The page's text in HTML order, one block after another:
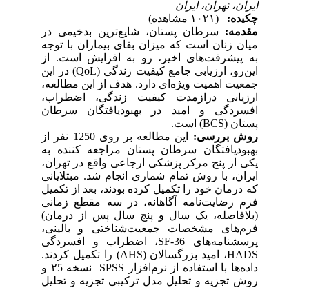
ایران، تهران، ایران
چکیده:
مقدمه: سرطان پستان، شایع‌ترین بدخیمی در
میان زنان است که میزان بقای بیماران با توجه
به پیشرفت‌های اخیر، رو به افزایش است. از
این‌رو ، ارزیابی جامع کیفیت زندگی(QoL)در این
جمعیت اهمیت ویژه‌ای دارد هدف از این مطالعه،
ارزیابی درازمدت کیفیت زندگی، اضطراب،
افسردگی و امید در بهبودیافتگان سرطان
پستان(BCS)است.
روش‌ بررسی:
این مطالعه بر روی 1250 نفر از
بهبودیافتگان سرطان پستان مراجعه کننده به
یکی از پنج مرکز پزشکی ارجاعی واقع در تهران،
ایران، با روش تمام شماری انجام شد.مبتلایانی
که درمان خود را تکمیل کرده بودند، بعد از تکمیل
فرم رضایت‌نامه آگاهانه، در سه مقطع زمانی
(بلافاصله، یک سال و پنج سال پس از درمان)
فرم‌های مشخصات جمعیت‌شناختی و بالینی،
پرسشنامه‌های SF-36‌، اضطراب و افسردگی
HADS، امید بزرگسالان(AHS)را تکمیل کردند.
داده‌ها با استفاده از نرم‌افزار SPSS
نسخه ۲5 و
روش تجزیه و تحلیل مدل ترکیبی تجزیه و تحلیل